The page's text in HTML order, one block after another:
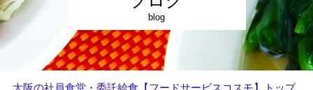
blog